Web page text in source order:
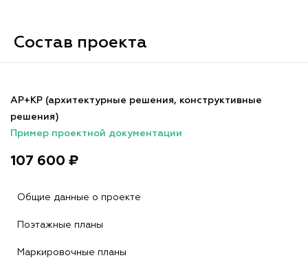
Состав проекта
АР+КР (архитектурные решения, конструктивные
решения)
Пример проектной документации
107 600 ₽
Общие данные о проекте
Поэтажные планы
Маркировочные планы